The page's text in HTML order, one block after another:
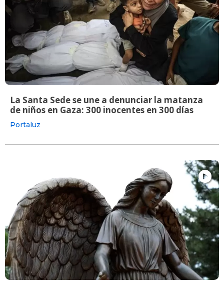
La Santa Sede se une a denunciar la matanza
de niños en Gaza: 300 inocentes en 300 días
Portaluz